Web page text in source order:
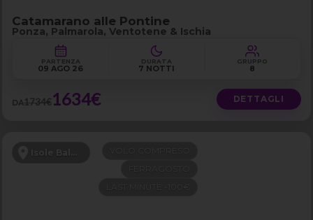
Catamarano alle Pontine
Ponza, Palmarola, Ventotene & Ischia
PARTENZA
09 AGO 26
DURATA
7 NOTTI
GRUPPO
8
DA1734€1634€ DETTAGLI
Isole Baleari